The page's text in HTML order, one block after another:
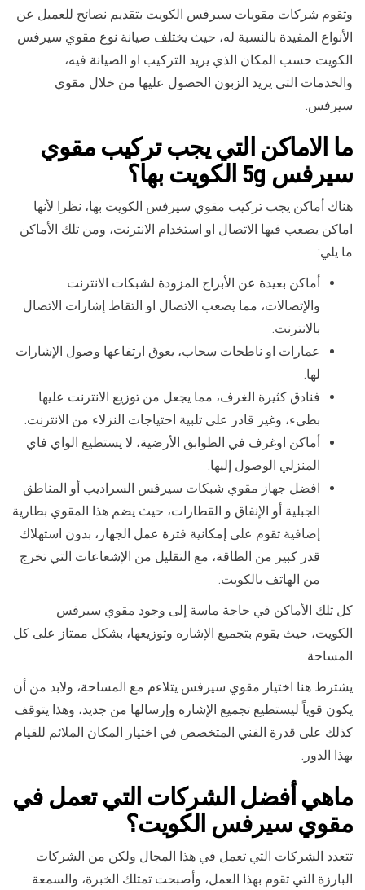
وتقوم شركات مقويات سيرفس الكويت بتقديم نصائح للعميل عن
الأنواع المفيدة بالنسبة له، حيث يختلف صيانة نوع مقوي سيرفس
الكويت حسب المكان الذي يريد التركيب او الصيانة فيه،
والخدمات التي يريد الزبون الحصول عليها من خلال مقوي
سيرفس.
ما الاماكن التي يجب تركيب مقوي
سيرفس 5g الكويت بها
؟
هناك أماكن يجب تركيب مقوي سيرفس الكويت بها، نظرا لأنها
اماكن يصعب فيها الاتصال او استخدام الانترنت، ومن تلك الأماكن
ما يلي:
أماكن بعيدة عن الأبراج المزودة لشبكات الانترنت
والإتصالات، مما يصعب الاتصال او التقاط إشارات الاتصال
بالانترنت.
عمارات او ناطحات سحاب، يعوق ارتفاعها وصول الإشارات
لها.
فنادق كثيرة الغرف، مما يجعل من توزيع الانترنت عليها
بطيء، وغير قادر على تلبية احتياجات النزلاء من الانترنت.
أماكن اوغرف في الطوابق الأرضية، لا يستطيع الواي فاي
المنزلي الوصول إليها.
افضل جهاز مقوي شبكات سيرفس السراديب أو المناطق
الجبلية أو الإنفاق و القطارات، حيث يضم هذا المقوي بطارية
إضافية تقوم على إمكانية فترة عمل الجهاز، بدون استهلاك
قدر كبير من الطاقة، مع التقليل من الإشعاعات التي تخرج
من الهاتف بالكويت.
كل تلك الأماكن في حاجة ماسة إلى وجود مقوي سيرفس
الكويت، حيث يقوم بتجميع الإشاره وتوزيعها، بشكل ممتاز على كل
المساحة.
يشترط هنا اختيار مقوي سيرفس يتلاءم مع المساحة، ولابد من أن
يكون قوياً ليستطيع تجميع الإشاره وإرسالها من جديد، وهذا يتوقف
كذلك على قدرة الفني المتخصص في اختيار المكان الملائم للقيام
بهذا الدور.
ماهي أفضل الشركات التي تعمل في
مقوي سيرفس الكويت؟
تتعدد الشركات التي تعمل في هذا المجال ولكن من الشركات
البارزة التي تقوم بهذا العمل، وأصبحت تمتلك الخبرة، والسمعة